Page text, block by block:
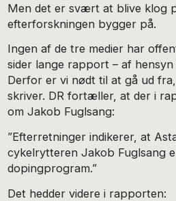
Men det er svært at blive klog
efterforskningen bygger på.
Ingen af de tre medier har
sider lange rapport – af
Derfor er vi nødt til at gå ud
skriver. DR fortæller, at der i
om Jakob Fuglsang:
”Efterretninger indikerer, at
cykelrytteren Jakob Fuglsang
dopingprogram.”
Det hedder videre i rapporten: